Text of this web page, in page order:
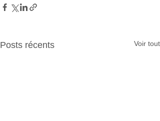
Posts récents Voir tout